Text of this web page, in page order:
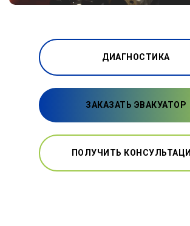
ДИАГНОСТИКА
ЗАКАЗАТЬ ЭВАКУАТОР
ПОЛУЧИТЬ